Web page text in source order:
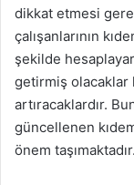
dikkat etmesi
çalışanlarının
şekilde
getirmiş olacaklar
artıracaklardır.
güncellenen
önem taşımaktadır.